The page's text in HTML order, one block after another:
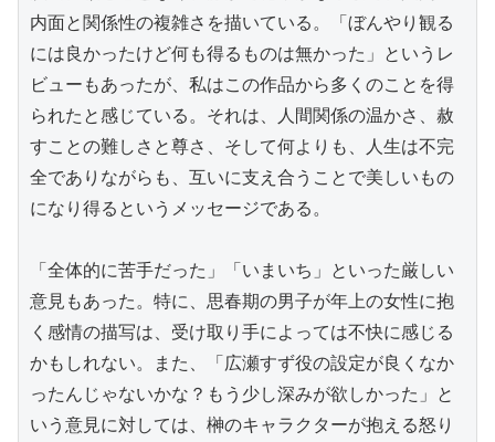
内面と関係性の複雑さを描いている。「ぼんやり観る
には良かったけど何も得るものは無かった」というレ
ビューもあったが、私はこの作品から多くのことを得
られたと感じている。それは、人間関係の温かさ、赦
すことの難しさと尊さ、そして何よりも、人生は不完
全でありながらも、互いに支え合うことで美しいもの
になり得るというメッセージである。
「全体的に苦手だった」「いまいち」といった厳しい
意見もあった。特に、思春期の男子が年上の女性に抱
く感情の描写は、受け取り手によっては不快に感じる
かもしれない。また、「広瀬すず役の設定が良くなか
ったんじゃないかな？もう少し深みが欲しかった」と
いう意見に対しては、榊のキャラクターが抱える怒り